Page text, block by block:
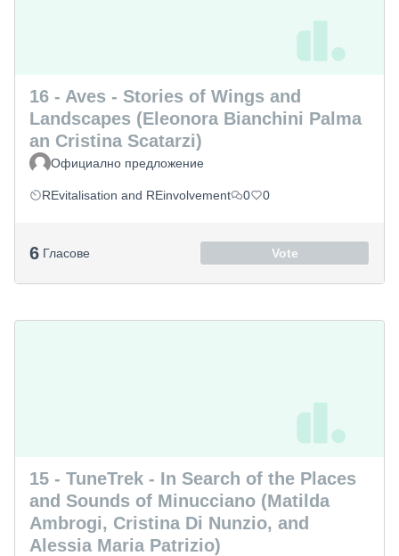
16 - Aves - Stories of Wings and
Landscapes (Eleonora Bianchini Palma
an Cristina Scatarzi)
Официално предложение
REvitalisation and REinvolvement 0 0
6 Гласове Vote
15 - TuneTrek - In Search of the Places
and Sounds of Minucciano (Matilda
Ambrogi, Cristina Di Nunzio, and
Alessia Maria Patrizio)